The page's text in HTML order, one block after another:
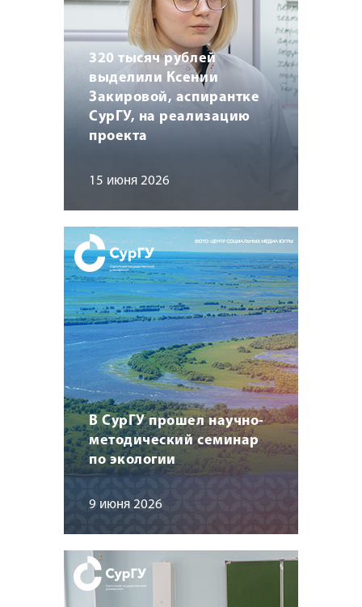
320 тысяч рублей
выделили Ксении
Закировой, аспирантке
СурГУ, на реализацию
проекта
15 июня 2026
В СурГУ прошел научно-
методический семинар
по экологии
9 июня 2026